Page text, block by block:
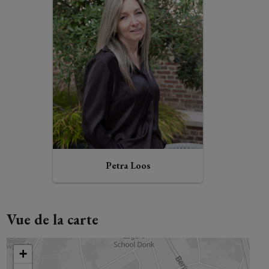
Petra Loos
Vue de la carte